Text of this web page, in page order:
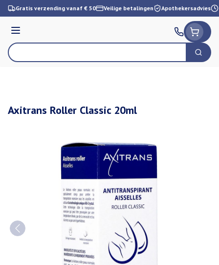
Ga naar de inhoud
Gratis verzending vanaf € 50 Veilige betalingen Apothekersadvies
Menu
Product, merk, categorie... Zoek
Axitrans Roller Classic 20ml